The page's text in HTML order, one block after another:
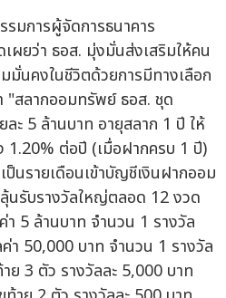
มการผู้จัดการธนาคาร
เผยว่า ธอส. มุ่งมั่นส่งเสริมให้คน
มั่นคงในชีวิตด้วยการมีทางเลือก
"สลากออมทรัพย์ ธอส. ชุด
ะ 5 ล้านบาท อายุสลาก 1 ปี ให้
ต่อปี (เมื่อฝากครบ 1 ปี)
นรายเดือนเข้าบัญชีเงินฝากออม
นรับรางวัลใหญ่ตลอด 12 งวด
5 ล้านบาท จำนวน 1 รางวัล
า 50,000 บาท จำนวน 1 รางวัล
ย 3 ตัว รางวัลละ 5,000 บาท